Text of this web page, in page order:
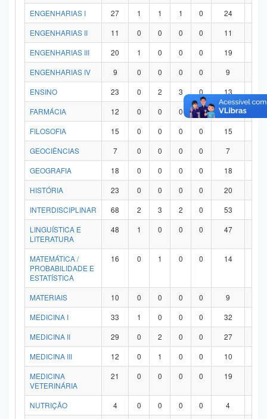
ENGENHARIAS I
27 1 1 1 0 24
ENGENHARIAS II
11 0 0 0 0 11
ENGENHARIAS III
20 1 0 0 0 19
ENGENHARIAS IV
9 0 0 0 0 9
ENSINO
23 0 2 3 0 13
FARMÁCIA
12 0 0 0 0 12
FILOSOFIA
15 0 0 0 0 15
GEOCIÊNCIAS
7 0 0 0 0 7
GEOGRAFIA
18 0 0 0 0 18
HISTÓRIA
23 0 0 0 0 20
INTERDISCIPLINAR
68 2 3 2 0 53
LINGUÍSTICA E
LITERATURA
48 1 0 0 0 47
MATEMÁTICA /
PROBABILIDADE E
ESTATÍSTICA
16 0 1 0 0 14
MATERIAIS 10 0 0 0 0 9
MEDICINA I
33 1 0 0 0 32
MEDICINA II
29 0 2 0 0 27
MEDICINA III
12 0 1 0 0 10
MEDICINA
VETERINÁRIA
21 0 0 0 0 19
NUTRIÇÃO 4 0 0 0 0 4